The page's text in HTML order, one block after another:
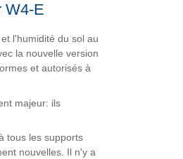
W4-E
l'humidité du sol au
la nouvelle version
et autorisés à
majeur: ils
tous les supports
nouvelles. Il n'y a